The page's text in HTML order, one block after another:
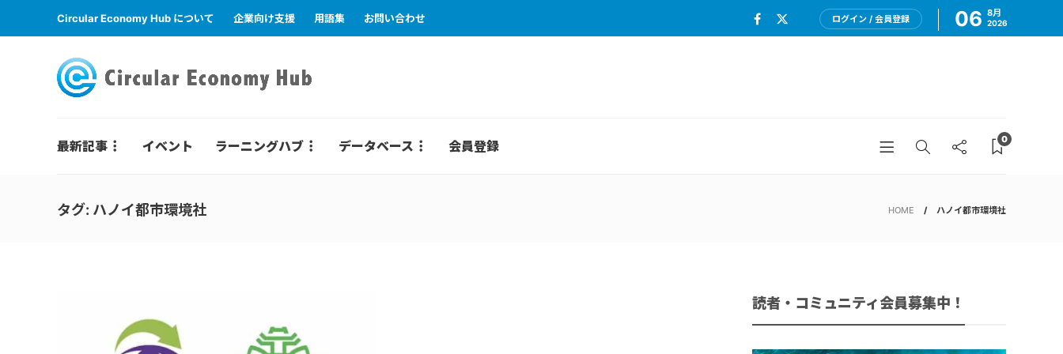
Circular Economy Hub について 企業向け支援 用語集 お問い合わせ ログイン / 会員登録 06 8月
2026
最新記事 イベント ラーニングハブ データベース 会員登録 0
タグ: ハノイ都市環境社 HOME ハノイ都市環境社
読者・コミュニティ会員募集中！